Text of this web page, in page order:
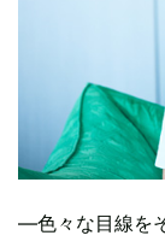
―色々な目線を